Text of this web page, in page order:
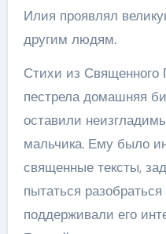
Илия проявлял
другим людям.
Стихи из Священного
пестрела домашняя
оставили
мальчика. Ему было
священные тексты,
пытаться
поддерживали его